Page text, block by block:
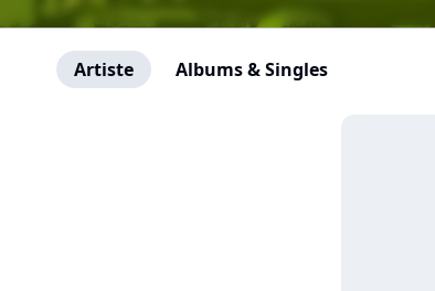
Artiste Albums & Singles